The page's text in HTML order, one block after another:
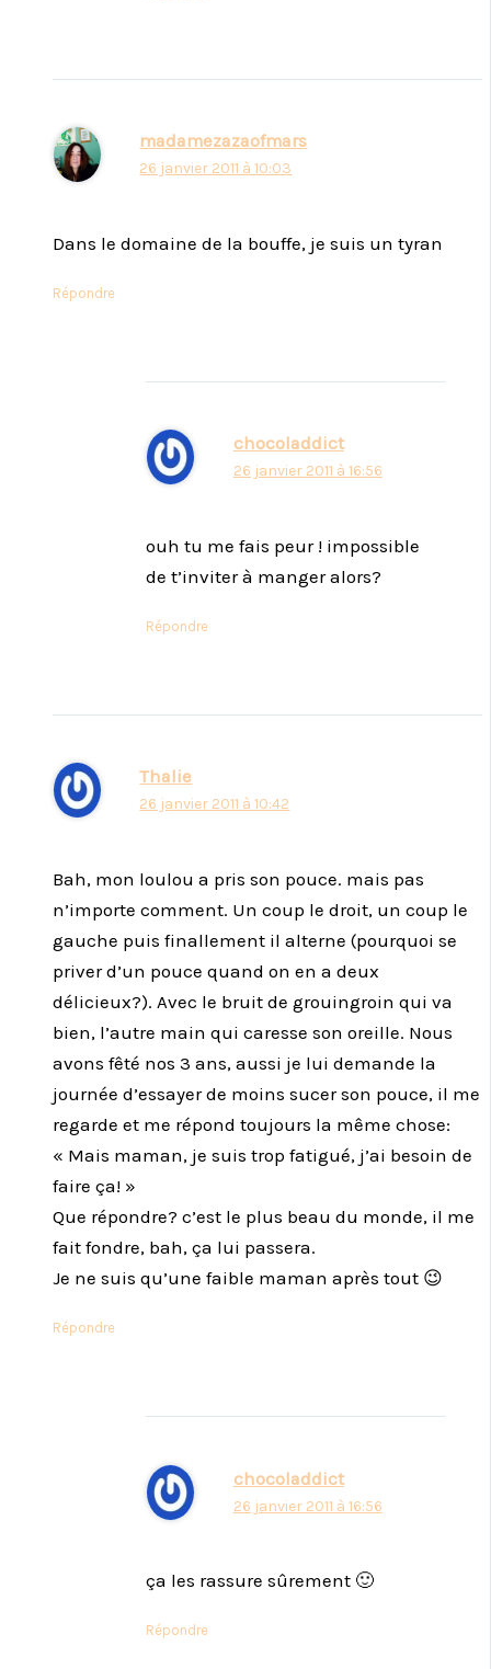
madamezazaofmars
26 janvier 2011 à 10:03
Dans le domaine de la bouffe, je suis un tyran
Répondre
chocoladdict
26 janvier 2011 à 16:56
ouh tu me fais peur ! impossible
de t’inviter à manger alors?
Répondre
Thalie
26 janvier 2011 à 10:42
Bah, mon loulou a pris son pouce. mais pas
n’importe comment. Un coup le droit, un coup le
gauche puis finallement il alterne (pourquoi se
priver d’un pouce quand on en a deux
délicieux?). Avec le bruit de grouingroin qui va
bien, l’autre main qui caresse son oreille. Nous
avons fêté nos 3 ans, aussi je lui demande la
journée d’essayer de moins sucer son pouce, il me
regarde et me répond toujours la même chose:
« Mais maman, je suis trop fatigué, j’ai besoin de
faire ça! »
Que répondre? c’est le plus beau du monde, il me
fait fondre, bah, ça lui passera.
Je ne suis qu’une faible maman après tout 😉
Répondre
chocoladdict
26 janvier 2011 à 16:56
ça les rassure sûrement 🙂
Répondre